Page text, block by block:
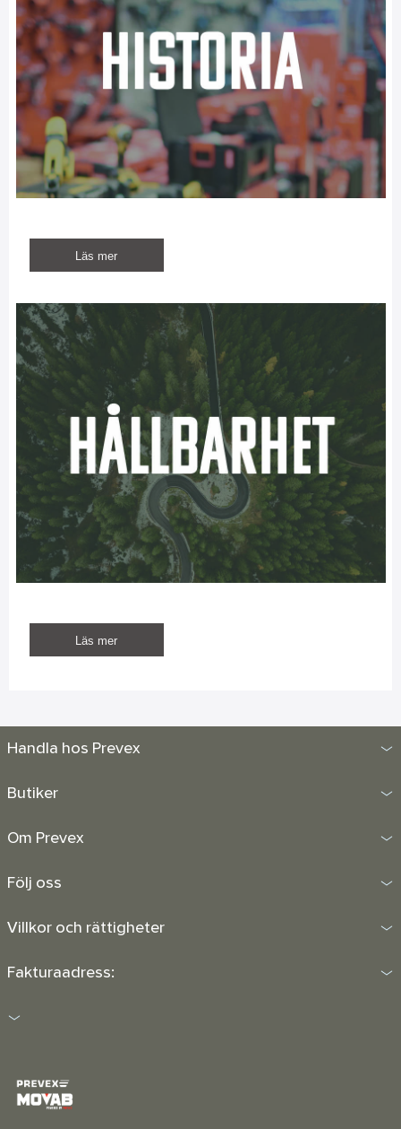
Läs mer
Läs mer
Handla hos Prevex
Butiker
Om Prevex
Följ oss
Villkor och rättigheter
Fakturaadress: